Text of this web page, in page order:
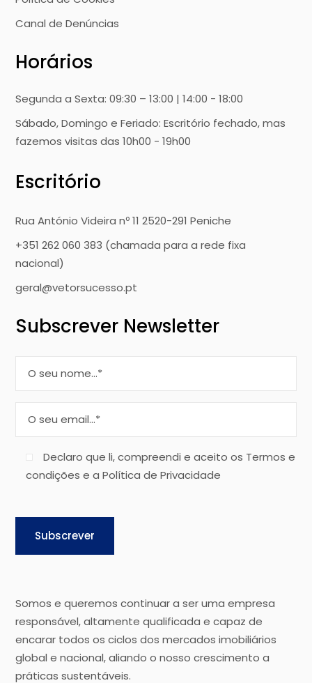
Canal de Denúncias
Horários
Segunda a Sexta: 09:30 – 13:00 | 14:00 - 18:00
Sábado, Domingo e Feriado: Escritório fechado, mas
fazemos visitas das 10h00 - 19h00
Escritório
Rua António Videira nº 11 2520-291 Peniche
+351 262 060 383 (chamada para a rede fixa
nacional)
geral@vetorsucesso.pt
Subscrever Newsletter
Declaro que li, compreendi e aceito os Termos e
condições e a Política de Privacidade
Subscrever
Somos e queremos continuar a ser uma empresa
responsável, altamente qualificada e capaz de
encarar todos os ciclos dos mercados imobiliários
global e nacional, aliando o nosso crescimento a
práticas sustentáveis.